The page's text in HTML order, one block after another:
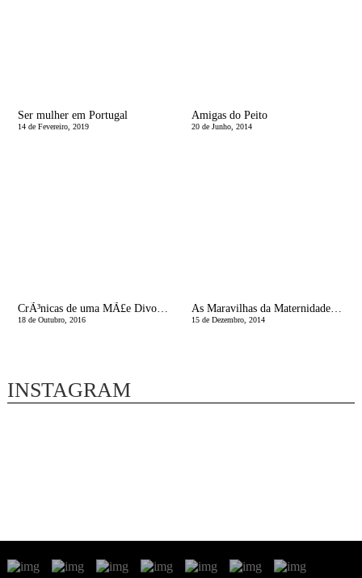
Ser mulher em Portugal
14 de Fevereiro, 2019
Amigas do Peito
20 de Junho, 2014
CrÃ³nicas de uma MÃ£e Divorciada | 12 DefiniÃ§Ãµes de DivÃ³rcio
18 de Outubro, 2016
As Maravilhas da Maternidade: A Caminho do Natal
15 de Dezembro, 2014
INSTAGRAM